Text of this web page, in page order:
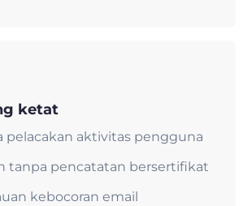
ketat
pelacakan aktivitas pengguna
tanpa pencatatan bersertifikat
kebocoran email